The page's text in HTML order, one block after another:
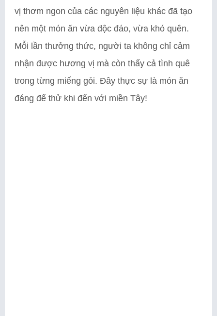
vị thơm ngon của các nguyên liệu khác đã tạo
nên một món ăn vừa độc đáo, vừa khó quên.
Mỗi lần thưởng thức, người ta không chỉ cảm
nhận được hương vị mà còn thấy cả tình quê
trong từng miếng gỏi. Đây thực sự là món ăn
đáng để thử khi đến với miền Tây!